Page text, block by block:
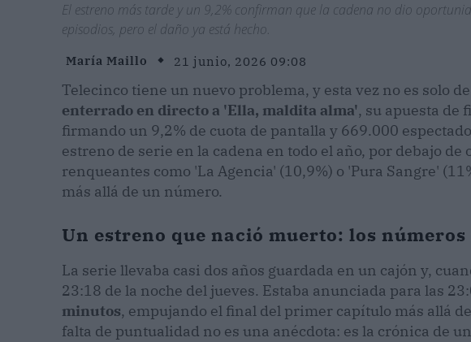
El estreno más tarde y un 9,2% confirman que la cadena no dio
episodios, pero el daño ya está hecho.
María Maillo 21 junio, 2026 09:08
Telecinco tiene un nuevo problema, y esta vez no es solo
enterrado en directo a 'Ella, maldita alma', su apuesta de
firmando un 9,2% de cuota de pantalla y 669.000
estreno de serie en la cadena en todo el año, por debajo
renqueantes como 'La Agencia' (10,9%) o 'Pura Sangre'
más allá de un número.
Un estreno que nació muerto: los números
La serie llevaba casi dos años guardada en un cajón y,
23:18 de la noche del jueves. Estaba anunciada para las
minutos, empujando el final del primer capítulo más allá
falta de puntualidad no es una anécdota: es la crónica de